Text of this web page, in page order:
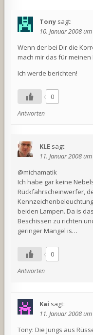
Tony sagt:
10. Januar 2008
Wenn der bei Dir die
mach mir das für meinen
Ich werde berichten!
0
Antworten
KLE sagt:
11. Januar 2008
@michamatik
Ich habe gar keine
Rückfahrscheinwerfer,
beiden Lampen. Da is
Beschissen zu richten
geringer Mangel is…
0
Antworten
Kai sagt:
11. Januar 2008
Tony: Die Jungs aus